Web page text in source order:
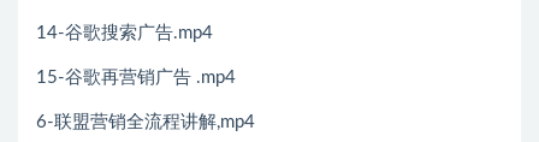
14-谷歌搜索广告.mp4
15-谷歌再营销广告 .mp4
6-联盟营销全流程讲解,mp4